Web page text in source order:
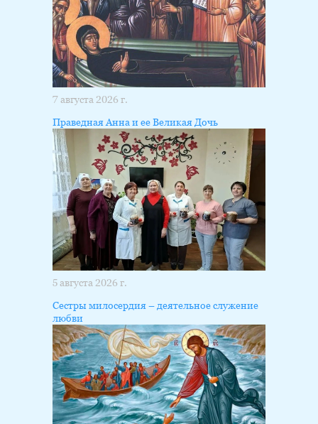
7 августа 2026 г.
Праведная Анна и ее Великая Дочь
5 августа 2026 г.
Сестры милосердия – деятельное служение
любви